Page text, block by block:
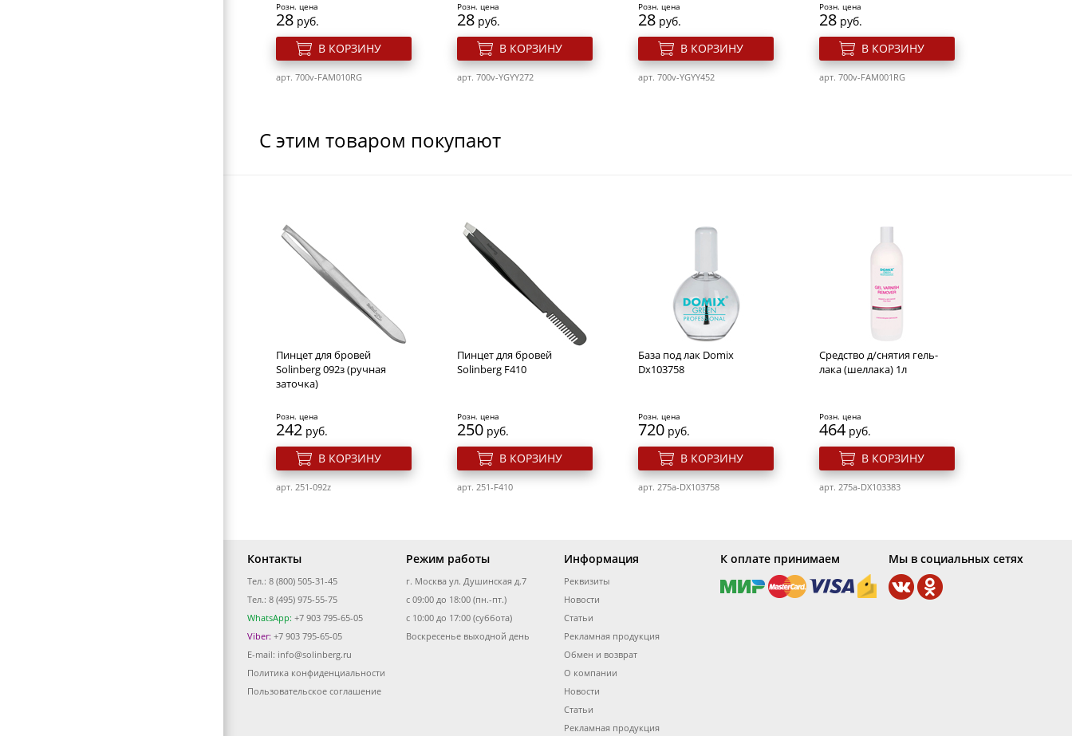
Розн. цена
28 руб.
В КОРЗИНУ
арт. 700v-FAM010RG
Розн. цена
28 руб.
В КОРЗИНУ
арт. 700v-YGYY272
Розн. цена
28 руб.
В КОРЗИНУ
арт. 700v-YGYY452
Розн. цена
28 руб.
В КОРЗИНУ
арт. 700v-FAM001RG
Слайдер дизайн для ногтей
набор Ble660D
В КОРЗИНУ
Cлайдер дизайн для ногтей
В КОРЗИНУ
Розн. цена
В КОРЗИНУ
Cлайдер дизайн для ногтей
В КОРЗИНУ
Cлайдер дизайн для ногтей
Yg220
28руб.
В КОРЗИНУ
Cлайдер дизайн для ногтей
Fam131
Cлайдер дизайн для ногтей
Слайдер для ногтей Nail
Accessory Ble1727
С этим товаром покупают
Пинцет для бровей
Solinberg 092з (ручная
заточка)
Розн. цена
242 руб.
В КОРЗИНУ
арт. 251-092z
Пинцет для бровей
Solinberg F410
Розн. цена
250 руб.
В КОРЗИНУ
арт. 251-F410
База под лак Domix
Dx103758
Розн. цена
720 руб.
В КОРЗИНУ
арт. 275a-DX103758
Средство д/снятия гель-
лака (шеллака) 1л
Розн. цена
464 руб.
В КОРЗИНУ
арт. 275a-DX103383
Пинцет для бровей
Solinberg 2218
Контакты
Тел.: 8 (800) 505-31-45
Тел.: 8 (495) 975-55-75
WhatsApp: +7 903 795-65-05
Viber: +7 903 795-65-05
E-mail: info@solinberg.ru
Политика конфиденциальности
Пользовательское соглашение
Режим работы
г. Москва ул. Душинская д.7
с 09:00 до 18:00 (пн.-пт.)
с 10:00 до 17:00 (суббота)
Воскресенье выходной день
Информация
Реквизиты
Новости
Статьи
Рекламная продукция
Обмен и возврат
О компании
Новости
Статьи
Рекламная продукция
К оплате принимаем Мы в социальных сетях